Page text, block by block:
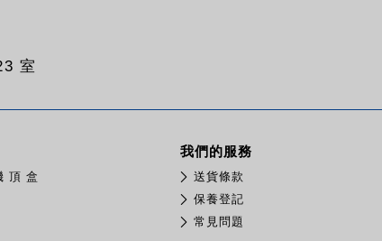
室
頂 盒
我們的服務
送貨條款
保養登記
常見問題